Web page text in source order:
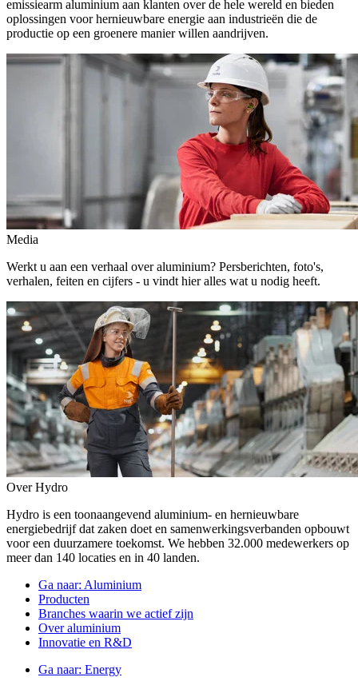
emissiearm aluminium aan klanten over de hele wereld en bieden
oplossingen voor hernieuwbare energie aan industrieën die de
productie op een groenere manier willen aandrijven.
Media
Werkt u aan een verhaal over aluminium? Persberichten, foto's,
verhalen, feiten en cijfers - u vindt hier alles wat u nodig heeft.
Over Hydro
Hydro is een toonaangevend aluminium- en hernieuwbare
energiebedrijf dat zaken doet en samenwerkingsverbanden opbouwt
voor een duurzamere toekomst. We hebben 32.000 medewerkers op
meer dan 140 locaties en in 40 landen.
Ga naar: Aluminium
Producten
Branches waarin we actief zijn
Over aluminium
Innovatie en R&D
Ga naar: Energy